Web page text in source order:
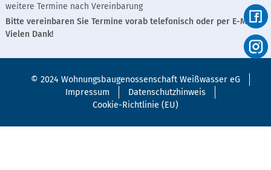
weitere Termine nach Vereinbarung
Bitte vereinbaren Sie Termine vorab telefonisch oder per E-Mail.
Vielen Dank!
© 2024 Wohnungsbaugenossenschaft Weißwasser eG
Impressum
Datenschutzhinweis
Cookie-Richtlinie (EU)